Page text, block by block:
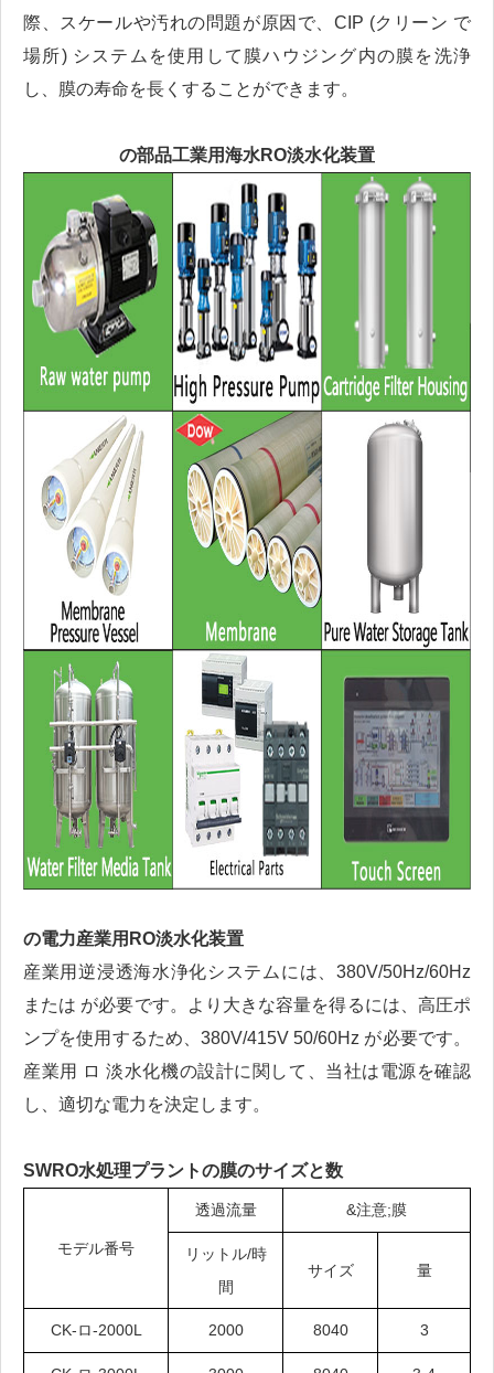
際、スケールや汚れの問題が原因で、CIP (クリーン で
場所) システムを使用して膜ハウジング内の膜を洗浄
し、膜の寿命を長くすることができます。
の部品工業用海水RO淡水化装置
の電力産業用RO淡水化装置
産業用逆浸透海水浄化システムには、380V/50Hz/60Hz
または が必要です。より大きな容量を得るには、高圧ポ
ンプを使用するため、380V/415V 50/60Hz が必要です。
産業用 ロ 淡水化機の設計に関して、当社は電源を確認
し、適切な電力を決定します。
SWRO水処理プラントの膜のサイズと数
モデル番号
透過流量 &注意;膜
リットル/時
間
サイズ 量
CK-ロ-2000L 2000 8040 3